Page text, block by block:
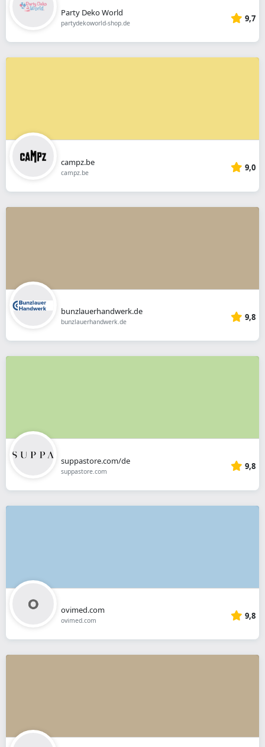
Party Deko World
partydekoworld-shop.de 9,7
campz.be
campz.be 9,0
bunzlauerhandwerk.de
bunzlauerhandwerk.de 9,8
suppastore.com/de
suppastore.com 9,8
ovimed.com
ovimed.com 9,8